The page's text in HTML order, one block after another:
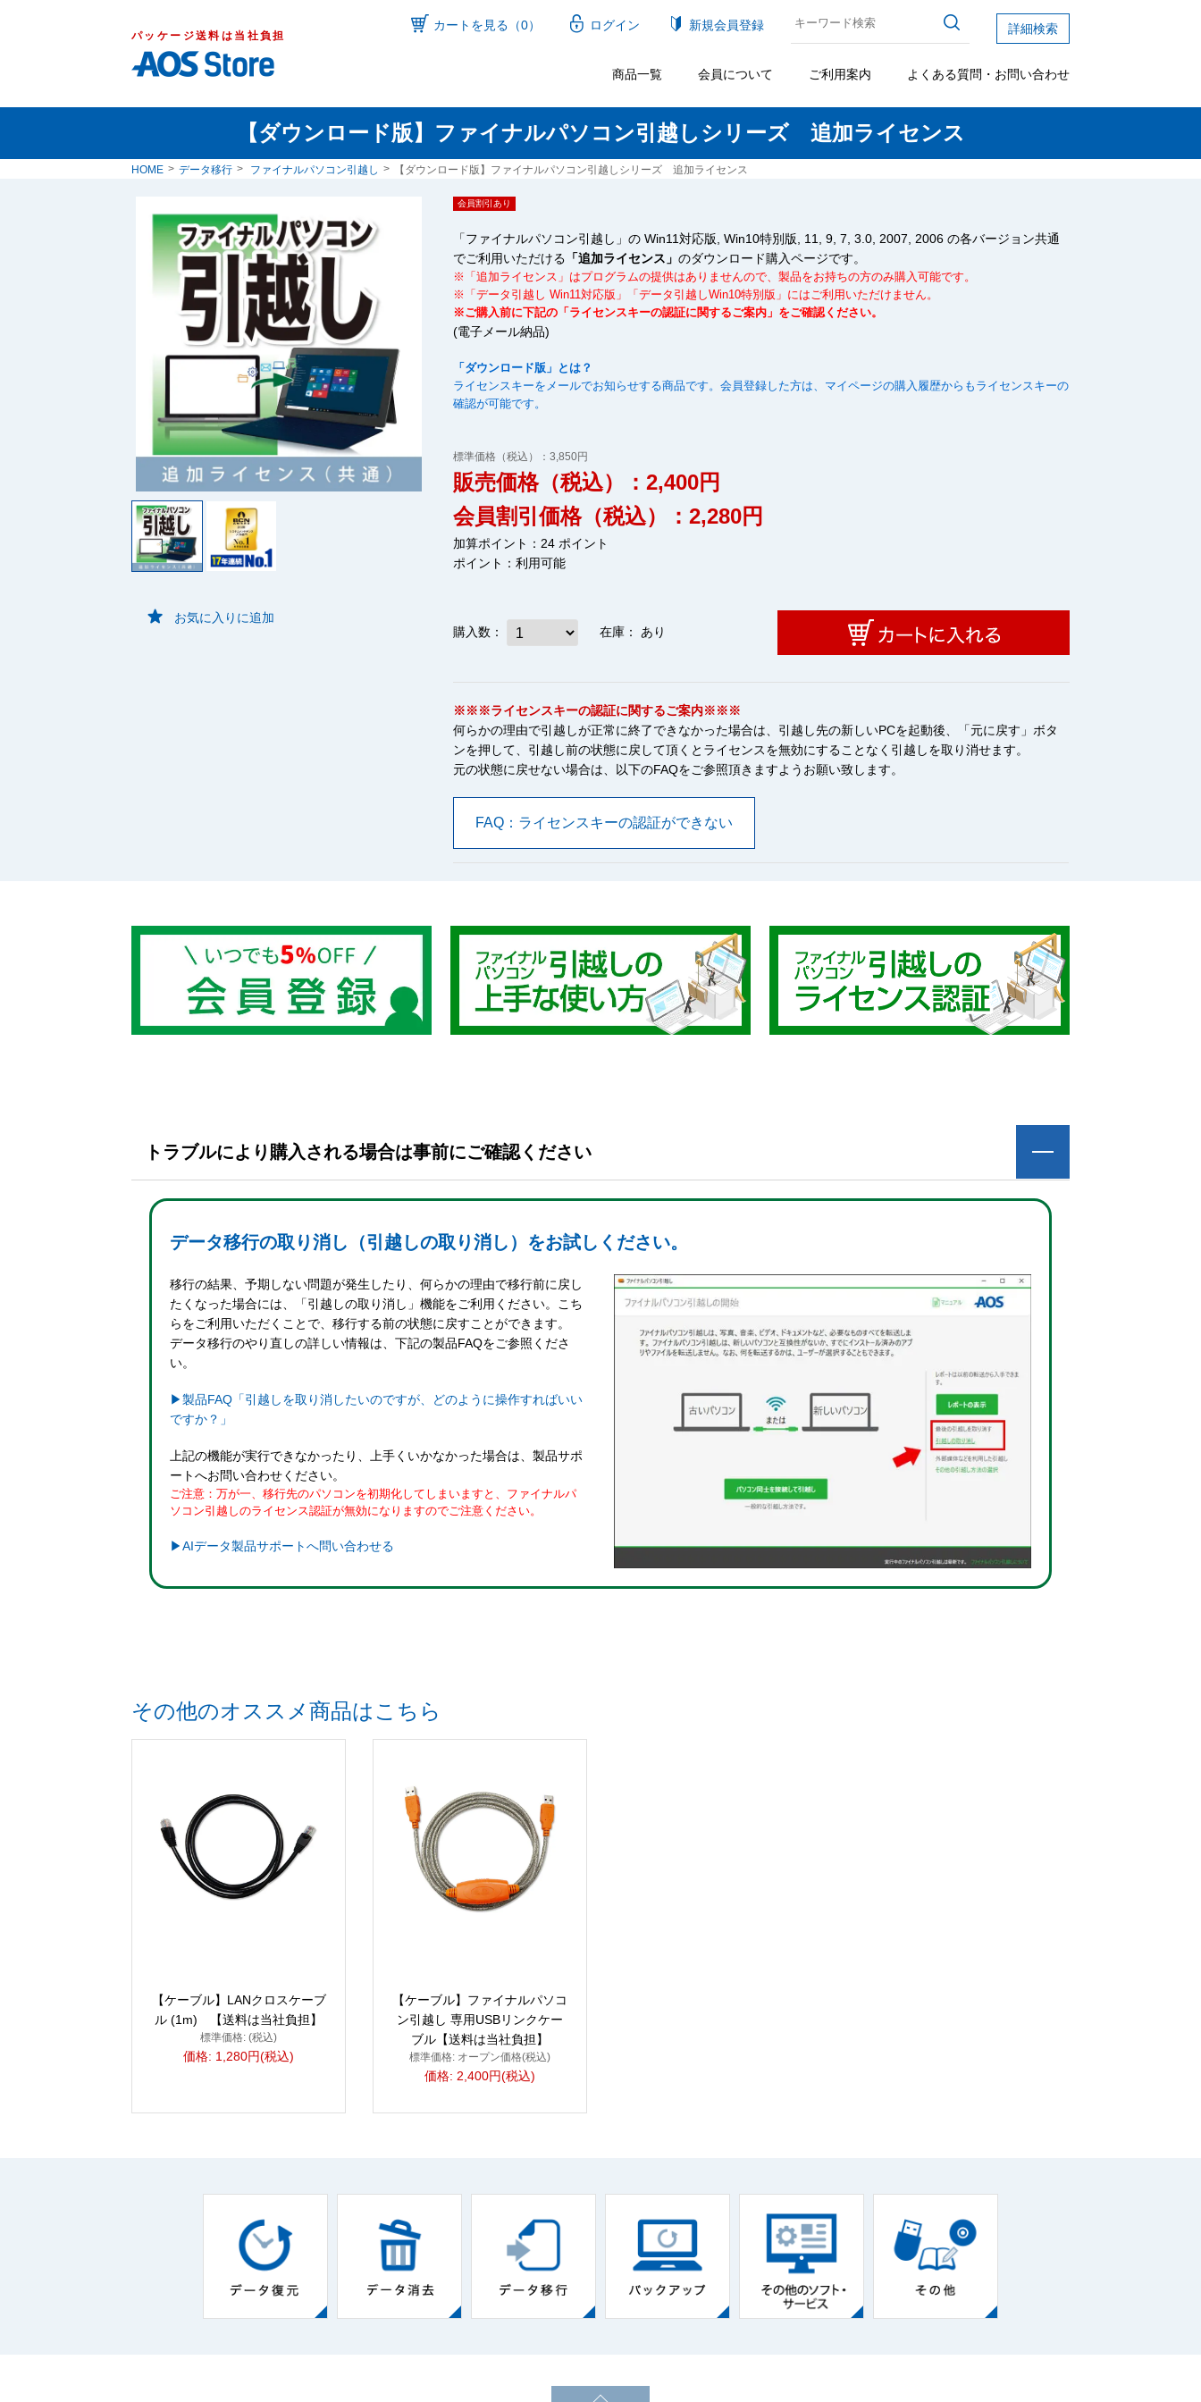
パッケージ送料は当社負担
カートを見る（0） ログイン 新規会員登録 詳細検索
商品一覧 会員について ご利用案内 よくある質問・お問い合わせ
【ダウンロード版】ファイナルパソコン引越しシリーズ 追加ライセンス
HOME データ移行 ファイナルパソコン引越し 【ダウンロード版】ファイナルパソコン引越しシリーズ 追加ライセンス
お気に入りに追加
会員割引あり
「ファイナルパソコン引越し」の Win11対応版, Win10特別版, 11, 9, 7, 3.0, 2007, 2006 の各バージョン共通
でご利用いただける 「追加ライセンス」 のダウンロード購入ページです。
※「追加ライセンス」はプログラムの提供はありませんので、製品をお持ちの方のみ購入可能です。
※「データ引越し Win11対応版」「データ引越しWin10特別版」にはご利用いただけません。
※ご購入前に下記の「ライセンスキーの認証に関するご案内」をご確認ください。
(電子メール納品)
「ダウンロード版」とは？
ライセンスキーをメールでお知らせする商品です。会員登録した方は、マイページの購入履歴からもライセンスキーの
確認が可能です。
標準価格（税込）：3,850円
販売価格（税込）：2,400円
会員割引価格（税込）：2,280円
加算ポイント：24 ポイント
ポイント： 利用可能
購入数： 在庫： あり
※※※ライセンスキーの認証に関するご案内※※※
何らかの理由で引越しが正常に終了できなかった場合は、引越し先の新しいPCを起動後、「元に戻す」ボタ
ンを押して、引越し前の状態に戻して頂くとライセンスを無効にすることなく引越しを取り消せます。
元の状態に戻せない場合は、以下のFAQをご参照頂きますようお願い致します。
FAQ：ライセンスキーの認証ができない
トラブルにより購入される場合は事前にご確認ください
データ移行の取り消し（引越しの取り消し）をお試しください。
移行の結果、予期しない問題が発生したり、何らかの理由で移行前に戻し
たくなった場合には、「引越しの取り消し」機能をご利用ください。こち
らをご利用いただくことで、移行する前の状態に戻すことができます。
データ移行のやり直しの詳しい情報は、下記の製品FAQをご参照くださ
い。
▶製品FAQ「引越しを取り消したいのですが、どのように操作すればいい
ですか？」
上記の機能が実行できなかったり、上手くいかなかった場合は、製品サポ
ートへお問い合わせください。
ご注意：万が一、移行先のパソコンを初期化してしまいますと、ファイナルパ
ソコン引越しのライセンス認証が無効になりますのでご注意ください。
▶AIデータ製品サポートへ問い合わせる
その他のオススメ商品はこちら
【ケーブル】LANクロスケーブ
ル (1m) 【送料は当社負担】
標準価格: (税込)
価格: 1,280円(税込)
【ケーブル】ファイナルパソコ
ン引越し 専用USBリンクケー
ブル【送料は当社負担】
標準価格: オープン価格(税込)
価格: 2,400円(税込)